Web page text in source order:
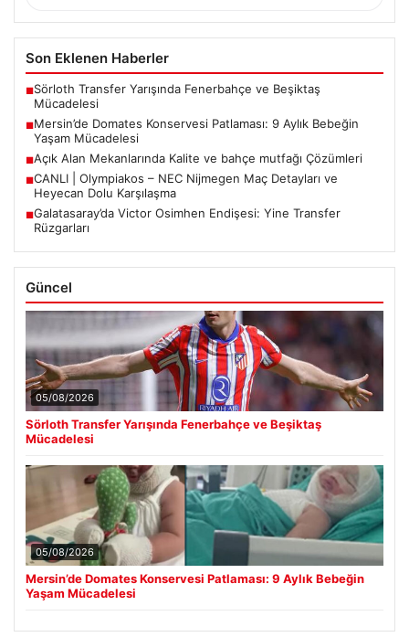
Son Eklenen Haberler
■Sörloth Transfer Yarışında Fenerbahçe ve Beşiktaş
Mücadelesi
■Mersin’de Domates Konservesi Patlaması: 9 Aylık Bebeğin
Yaşam Mücadelesi
■Açık Alan Mekanlarında Kalite ve bahçe mutfağı Çözümleri
■CANLI | Olympiakos – NEC Nijmegen Maç Detayları ve
Heyecan Dolu Karşılaşma
■Galatasaray’da Victor Osimhen Endişesi: Yine Transfer
Rüzgarları
Güncel
05/08/2026
Sörloth Transfer Yarışında Fenerbahçe ve Beşiktaş
Mücadelesi
05/08/2026
Mersin’de Domates Konservesi Patlaması: 9 Aylık Bebeğin
Yaşam Mücadelesi